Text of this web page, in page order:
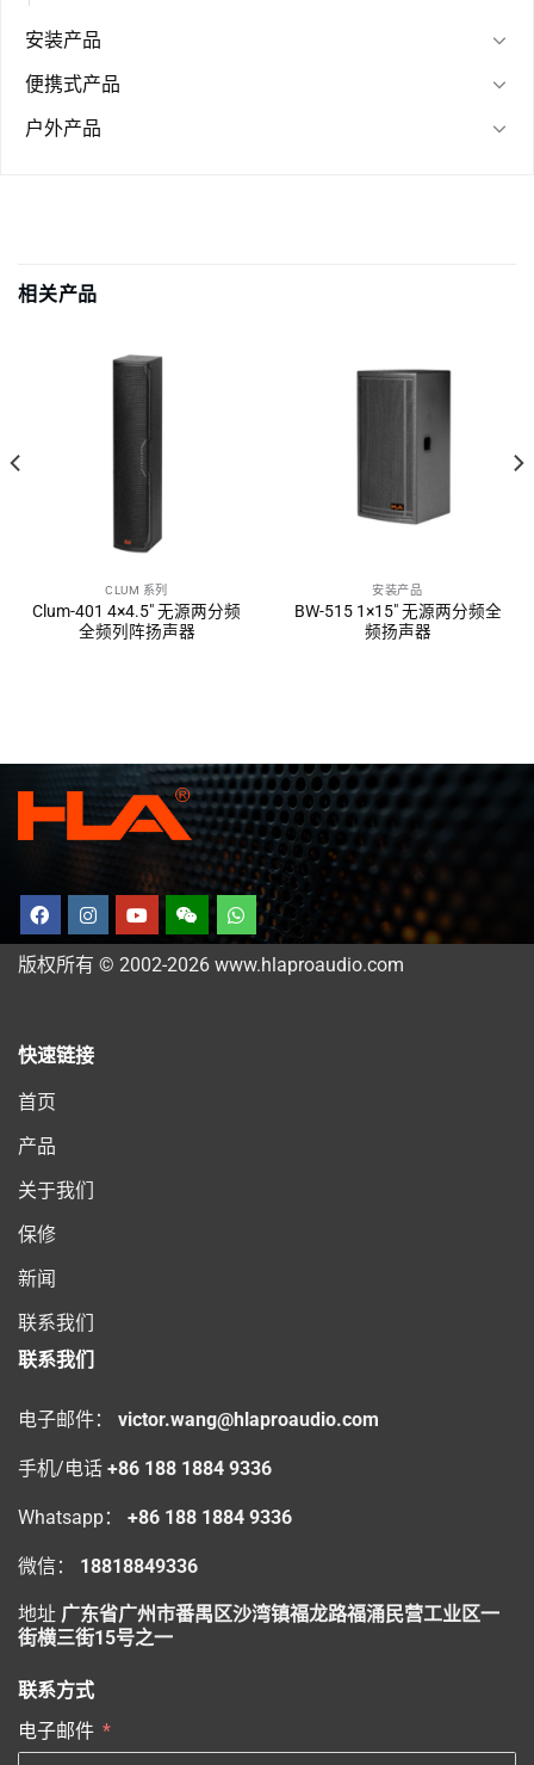
安装产品
便携式产品
户外产品
相关产品
CLUM 系列
Clum-401 4×4.5″ 无源两分频
全频列阵扬声器
安装产品
BW-515 1×15″ 无源两分频全
频扬声器
版权所有 © 2002-2026 www.hlaproaudio.com
快速链接
首页
产品
关于我们
保修
新闻
联系我们
联系我们
电子邮件： victor.wang@hlaproaudio.com
手机/电话 +86 188 1884 9336
Whatsapp： +86 188 1884 9336
微信： 18818849336
地址 广东省广州市番禺区沙湾镇福龙路福涌民营工业区一
街横三街15号之一
联系方式
电子邮件